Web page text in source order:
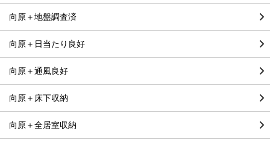
向原＋地盤調査済
向原＋日当たり良好
向原＋通風良好
向原＋床下収納
向原＋全居室収納